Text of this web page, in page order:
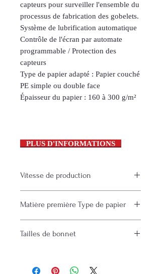
capteurs pour surveiller l'ensemble du
processus de fabrication des gobelets.
Système de lubrification automatique
Contrôle de l'écran par automate
programmable / Protection des
capteurs
Type de papier adapté : Papier couché
PE simple ou double face
Épaisseur du papier : 160 à 300 g/m²
PLUS D'INFORMATIONS
Vitesse de production
Matière première Type de papier
face
Tailles de bonnet